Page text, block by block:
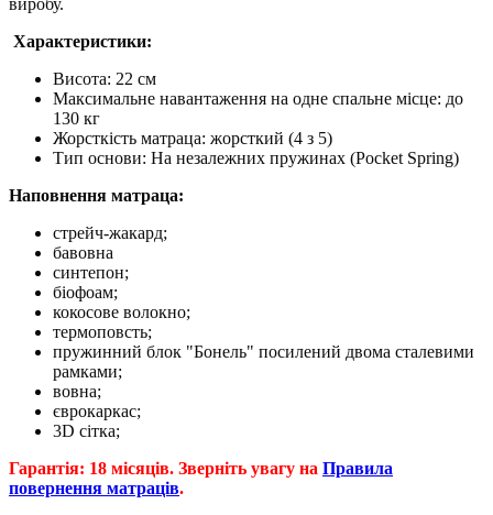
виробу.
Характеристики:
Висота: 22 см
Максимальне навантаження на одне спальне місце: до
130 кг
Жорсткість матраца: жорсткий (4 з 5)
Тип основи: На незалежних пружинах (Pocket Spring)
Наповнення матраца:
стрейч-жакард;
бавовна
синтепон;
біофоам;
кокосове волокно;
термоповсть;
пружинний блок "Бонель" посилений двома сталевими
рамками;
вовна;
єврокаркас;
3D сітка;
Гарантія: 18 місяців. Зверніть увагу на Правила
повернення матраців.